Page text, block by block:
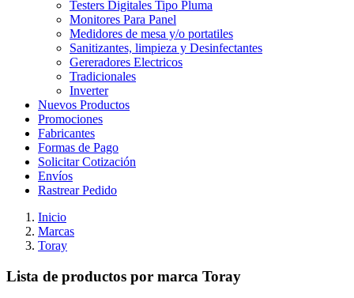
Testers Digitales Tipo Pluma
Monitores Para Panel
Medidores de mesa y/o portatiles
Sanitizantes, limpieza y Desinfectantes
Gereradores Electricos
Tradicionales
Inverter
Nuevos Productos
Promociones
Fabricantes
Formas de Pago
Solicitar Cotización
Envíos
Rastrear Pedido
Inicio
Marcas
Toray
Lista de productos por marca Toray